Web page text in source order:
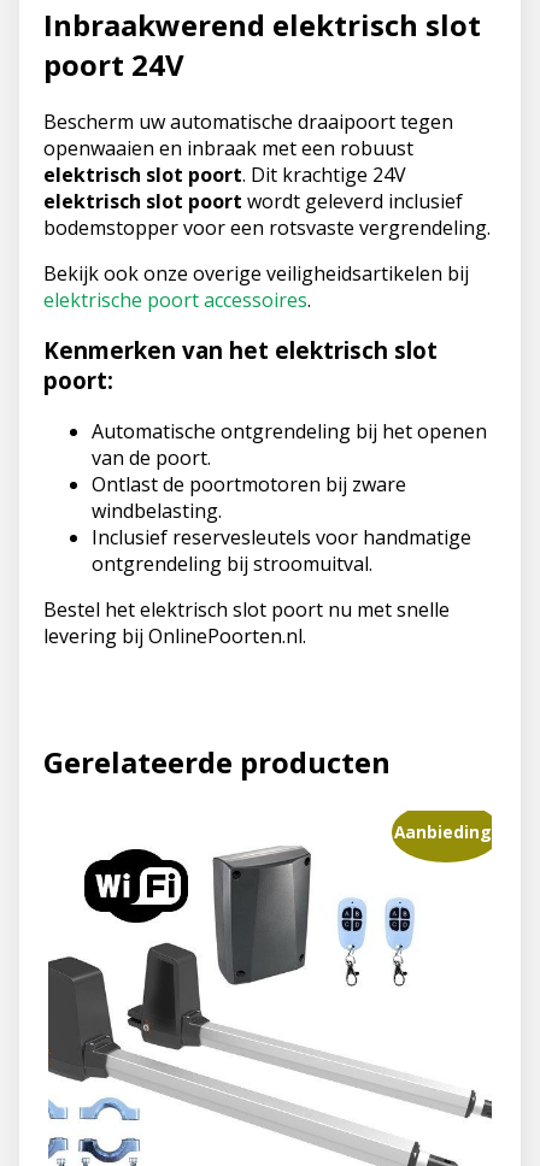
Inbraakwerend elektrisch slot
poort 24V
Bescherm uw automatische draaipoort tegen
openwaaien en inbraak met een robuust
elektrisch slot poort. Dit krachtige 24V
elektrisch slot poort wordt geleverd inclusief
bodemstopper voor een rotsvaste vergrendeling.
Bekijk ook onze overige veiligheidsartikelen bij
elektrische poort accessoires.
Kenmerken van het elektrisch slot
poort:
Automatische ontgrendeling bij het openen
van de poort.
Ontlast de poortmotoren bij zware
windbelasting.
Inclusief reservesleutels voor handmatige
ontgrendeling bij stroomuitval.
Bestel het elektrisch slot poort nu met snelle
levering bij OnlinePoorten.nl.
Gerelateerde producten
Aanbieding!